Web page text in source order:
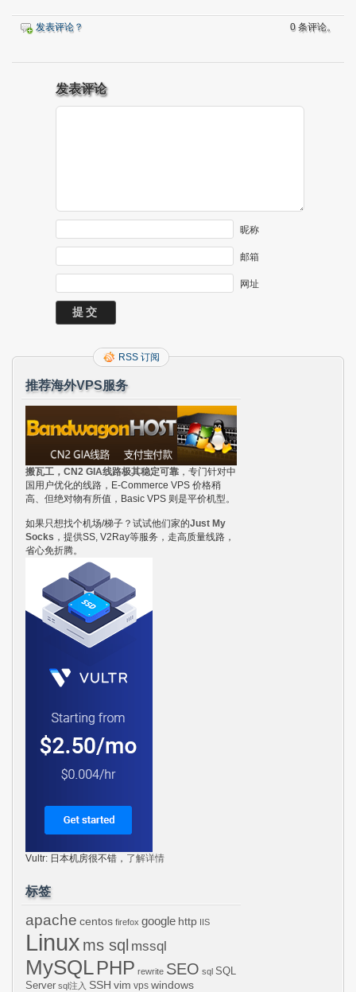
发表评论？ 0 条评论。
发表评论
昵称
邮箱
网址
RSS 订阅
推荐海外VPS服务
搬瓦工，CN2 GIA线路极其稳定可靠 ，专门针对中
国用户优化的线路，E-Commerce VPS 价格稍
高、但绝对物有所值，Basic VPS 则是平价机型。
如果只想找个机场/梯子？试试他们家的Just My
Socks ，提供SS, V2Ray等服务，走高质量线路，
省心免折腾。
Vultr: 日本机房很不错， 了解详情
标签
apache centos firefox google http IIS
Linux ms sql mssql
MySQLPHP rewrite SEO sql SQL
Server sql注入 SSH vim vps windows